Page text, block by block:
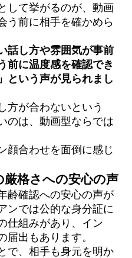
して挙がるのが、動画
う前に相手を確かめら
話し方や雰囲気が事前
前に温度感を確認でき
という声が見られまし
方が合わないという
のは、動画型ならでは
顔合わせを面倒に感じ
厳格さへの安心の声
齢確認への安心の声が
ンでは公的な身分証に
仕組みがあり、イン
届出もあります。
で、相手も身元を明か